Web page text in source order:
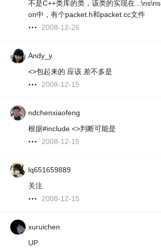
不是C++类库的类，该类的实现在
on中，有个packet.h和packet.cc文件
2008-12-26
Andy_y
<>包起来的 应该 差不多是
2008-12-15
ndchenxiaofeng
根据#include <>判断可能是
2008-12-15
lq651659889
关注
2008-12-15
xuruichen
UP